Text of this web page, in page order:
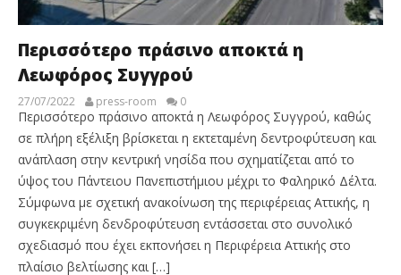
Περισσότερο πράσινο αποκτά η
Λεωφόρος Συγγρού
27/07/2022 press-room 0
Περισσότερο πράσινο αποκτά η Λεωφόρος Συγγρού, καθώς
σε πλήρη εξέλιξη βρίσκεται η εκτεταμένη δεντροφύτευση και
ανάπλαση στην κεντρική νησίδα που σχηματίζεται από το
ύψος του Πάντειου Πανεπιστήμιου μέχρι το Φαληρικό Δέλτα.
Σύμφωνα με σχετική ανακοίνωση της περιφέρειας Αττικής, η
συγκεκριμένη δενδροφύτευση εντάσσεται στο συνολικό
σχεδιασμό που έχει εκπονήσει η Περιφέρεια Αττικής στο
πλαίσιο βελτίωσης και […]